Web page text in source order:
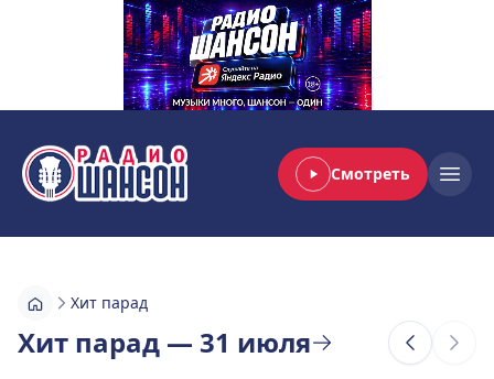
Радио Шансон Смотреть
Хит парад
Хит парад — 31 июля